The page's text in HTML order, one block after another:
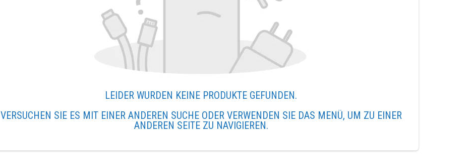
LEIDER WURDEN KEINE PRODUKTE GEFUNDEN.
VERSUCHEN SIE ES MIT EINER ANDEREN SUCHE ODER VERWENDEN SIE DAS MENÜ, UM ZU EINER
ANDEREN SEITE ZU NAVIGIEREN.